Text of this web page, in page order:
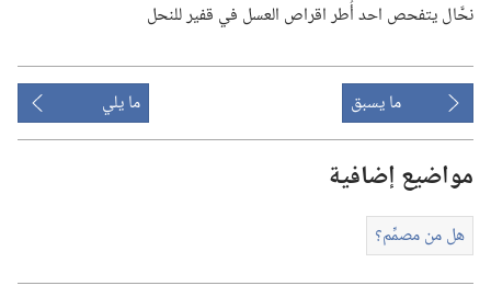
نحَّال يتفحص احد أُطر اقراص العسل في قفير للنحل
ما يسبق ما يلي
مواضيع إضافية
هل من مصمِّم؟‏